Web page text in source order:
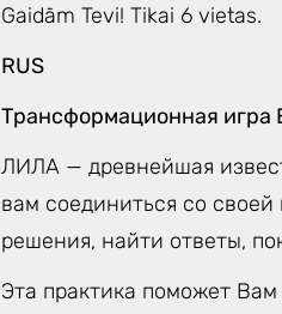
Gaidām Tevi! Tikai 6 vietas.
RUS
Трансформационная игра
ЛИЛА — древнейшая
вам соединиться со
решения, найти ответы,
Эта практика поможет